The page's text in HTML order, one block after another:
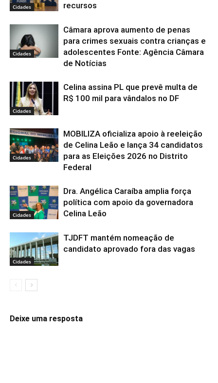
Cidades
recursos
Cidades
Câmara aprova aumento de penas
para crimes sexuais contra crianças e
adolescentes Fonte: Agência Câmara
de Notícias
Cidades
Celina assina PL que prevê multa de
R$ 100 mil para vândalos no DF
Cidades
MOBILIZA oficializa apoio à reeleição
de Celina Leão e lança 34 candidatos
para as Eleições 2026 no Distrito
Federal
Cidades
Dra. Angélica Caraíba amplia força
política com apoio da governadora
Celina Leão
Cidades
TJDFT mantém nomeação de
candidato aprovado fora das vagas
Deixe uma resposta